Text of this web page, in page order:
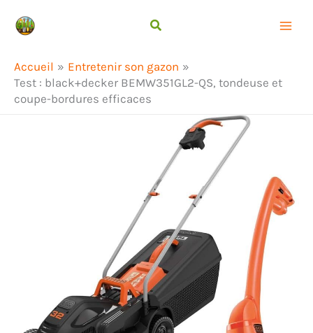
Accueil
Entretenir son gazon
Test : black+decker BEMW351GL2-QS, tondeuse et
coupe-bordures efficaces